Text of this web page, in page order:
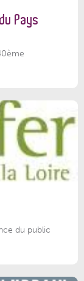
Pays
du public